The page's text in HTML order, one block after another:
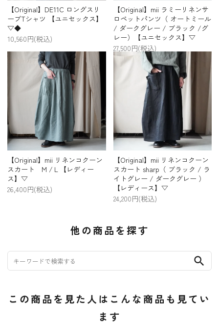
【Original】DE11C ロングスリ
ーブTシャツ 【ユニセックス】
▽◆
10,560円(税込)
【Original】mii ラミーリネンサ
ロペットパンツ（ オートミール
/ ダークグレー / ブラック /グ
レー）【ユニセックス】▽
27,500円(税込)
【Original】mii リネンコクーン
スカート M /Ｌ【レディー
ス】▽
26,400円(税込)
【Original】mii リネンコクーン
スカート sharp（ ブラック / ラ
イトグレー / ダークグレー ）
【レディース】▽
24,200円(税込)
他の商品を探す
search
この商品を見た人はこんな商品も見てい
ます